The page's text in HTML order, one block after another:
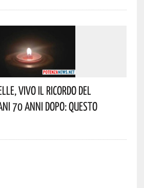
Vivo Il Ricordo Del
70 Anni Dopo: Questo